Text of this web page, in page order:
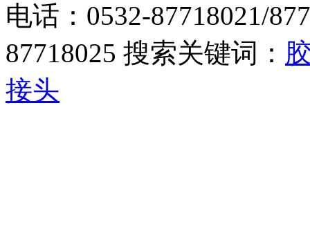
电话：0532-87718021/
87718025 搜索关键词：
接头